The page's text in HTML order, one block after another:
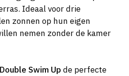
Ideaal voor drie
zonnen op hun eigen
nemen zonder de kamer
Double Swim Up de perfecte